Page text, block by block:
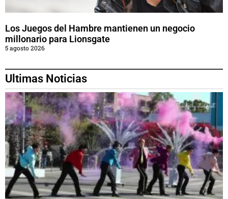
Los Juegos del Hambre mantienen un negocio
millonario para Lionsgate
5 agosto 2026
Ultimas Noticias